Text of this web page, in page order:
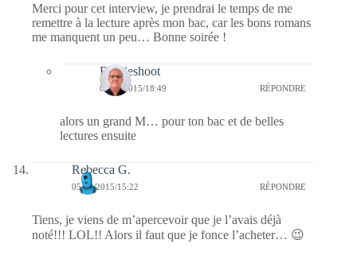
Merci pour cet interview, je prendrai le temps de me
remettre à la lecture après mon bac, car les bons romans
me manquent un peu… Bonne soirée !
Bernieshoot
06/06/2015/18:49 RÉPONDRE
alors un grand M… pour ton bac et de belles
lectures ensuite
Rebecca G.
05/06/2015/15:22 RÉPONDRE
Tiens, je viens de m’apercevoir que je l’avais déjà
noté!!! LOL!! Alors il faut que je fonce l’acheter… 😉